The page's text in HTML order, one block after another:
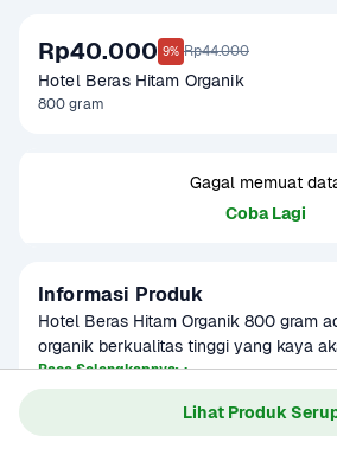
Lihat Produk
Rp40.000 9% Rp44.000
Hotel Beras Hitam Organik
800 gram
Gagal memuat
Coba Lagi
Informasi Produk
Hotel Beras Hitam Organik 800 gram
organik berkualitas tinggi yang kaya
serat, dan nutrisi penting. Ditanam
pestisida dan bahan kimia, beras ini
dan rasa khas yang gurih,
Baca Selengkapnya
Kategori
Sembako
Sebaiknya
tanggal